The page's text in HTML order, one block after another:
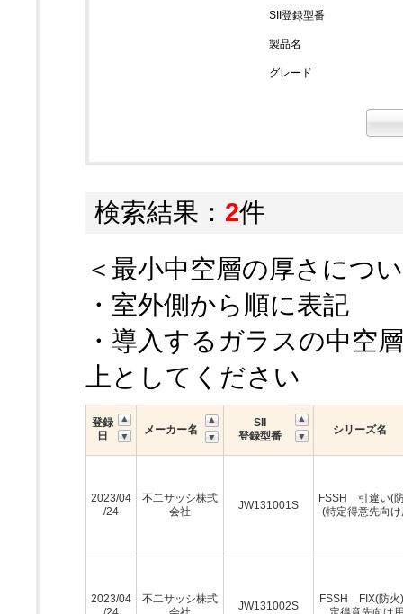
SII登録型番
製品名
グレード
検索結果： 2件
＜最小中空層の厚さにつ
・室外側から順に表記
・導入するガラスの中空
上としてください
登録
日
メーカー名
SII
登録型番
シリーズ名
2023/04
/24
不二サッシ株式
会社
JW131001S
FSSH 引違い(
(特定得意先向
2023/04
不二サッシ株式
JW131002S
FSSH FIX(防火